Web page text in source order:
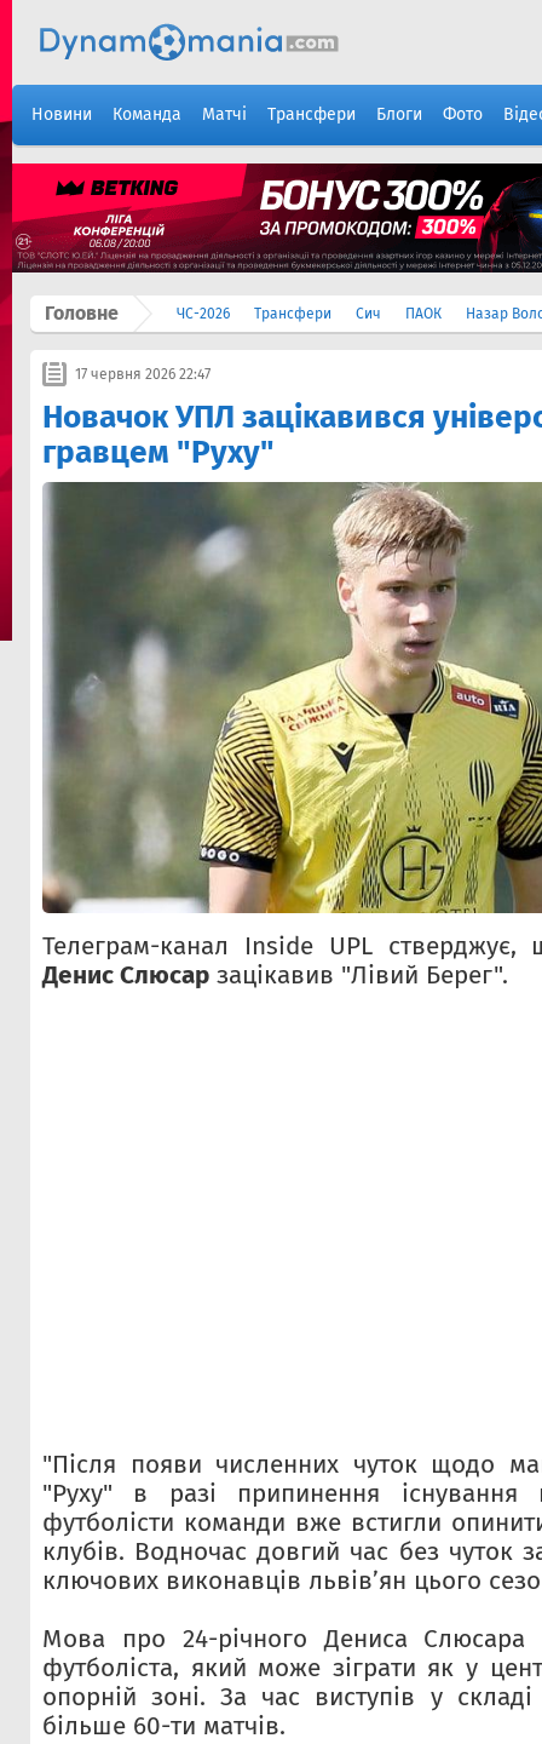
Новини Команда Матчі Трансфери Блоги Фото
Головне ЧС-2026 Трансфери Сич ПАОК Назар
17 червня 2026 22:47
Новачок УПЛ зацікавився
гравцем "Руху"
Телеграм-канал Inside UPL стверджує,
Денис Слюсар зацікавив "Лівий Берег".
"Після появи численних чуток щодо
"Руху" в разі припинення існування
футболісти команди вже встигли
клубів. Водночас довгий час без чуток
ключових виконавців львів’ян цього
Мова про 24-річного Дениса Слюсара
футболіста, який може зіграти як у
опорній зоні. За час виступів у
більше 60-ти матчів.